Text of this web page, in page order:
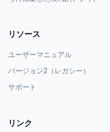
リソース
ユーザーマニュアル
バージョン2（レガシー）
サポート
リンク